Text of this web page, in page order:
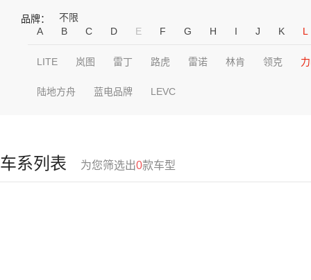
品牌：
不限
A
B C D E F G H I J K L
LITE 岚图 雷丁 路虎 雷诺 林肯 领克
陆地方舟 蓝电品牌 LEVC
车系列表 为您筛选出0款车型